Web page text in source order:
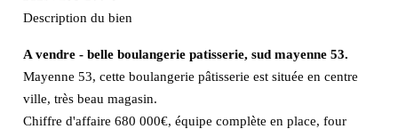
Description du bien
A vendre - belle boulangerie patisserie, sud mayenne 53.
Mayenne 53, cette boulangerie pâtisserie est située en centre
ville, très beau magasin.
Chiffre d'affaire 680 000€, équipe complète en place, four